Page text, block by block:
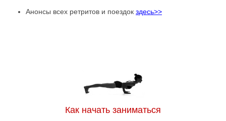
Анонсы всех ретритов и поездок здесь>>
Как начать заниматься